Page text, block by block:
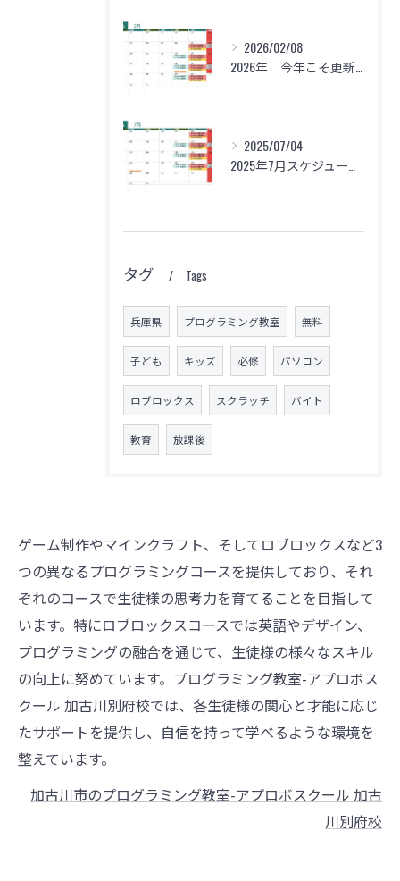
2026/02/08
2025/07/04
タグ Tags
兵庫県 プログラミング教室 無料
子ども キッズ 必修 パソコン
ロブロックス スクラッチ バイト
教育 放課後
ゲーム制作やマインクラフト、そしてロブロックスなど3
つの異なるプログラミングコースを提供しており、それ
ぞれのコースで生徒様の思考力を育てることを目指して
います。特にロブロックスコースでは英語やデザイン、
プログラミングの融合を通じて、生徒様の様々なスキル
の向上に努めています。プログラミング教室-アプロボス
クール 加古川別府校では、各生徒様の関心と才能に応じ
たサポートを提供し、自信を持って学べるような環境を
整えています。
加古川市のプログラミング教室-アプロボスクール 加古
川別府校
無料体験のご予約はこちら
無料体験のご予約はこちら
無料体験のご予約はこちら